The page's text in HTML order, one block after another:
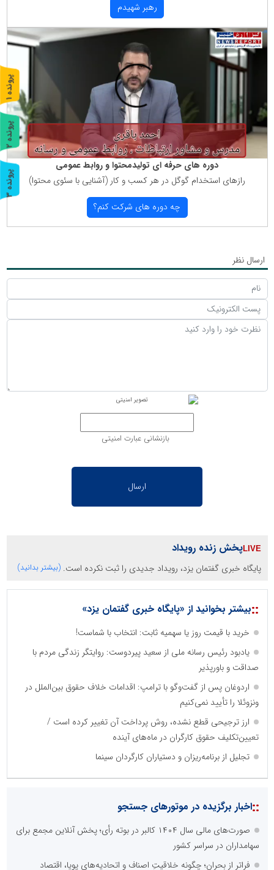
رهبر شهیدم
دوره های حرفه ای تولیدمحتوا و روابط عمومی
رازهای استخدام گوگل در هر كسب و كار (آشنایی با سئوی محتوا)
چه دوره های شركت كنم؟
ارسال نظر
بازنشانی عبارت امنیتی
پخش زنده رویداد
پایگاه خبری گفتمان یزد، رویداد جدیدی را ثبت نکرده است. (بیشتر بدانید)
::بیشتر بخوانید از «پایگاه خبری گفتمان یزد»
خرید با قیمت روز یا سهمیه ثابت: انتخاب با شماست!
یادبود رئیس رسانه ملی از سعید پیردوست: روایتگر زندگی مردم با
صداقت و باورپذیر
اردوغان پس از گفت‌وگو با ترامپ: اقدامات خلاف حقوق بین‌الملل در
ونزوئلا را تأیید نمی‌کنیم
ارز ترجیحی قطع نشده، روش پرداخت آن تغییر کرده است /
تعیین‌تکلیف حقوق کارگران در ماه‌های آینده
تجلیل از برنامه‌ریزان و دستیاران کارگردان سینما
::اخبار برگزیده در موتورهای جستجو
صورت‌های مالی سال ۱۴۰۴ کالبر در بوته رأی؛ پخش آنلاین مجمع برای
سهامداران در سراسر کشور
فراتر از بحران؛ چگونه خلاقیتِ اصناف و اتحادیه‌های پویا، اقتصاد
پ
ر
و
ن
د
ه
1
پ
ر
و
ن
د
ه
2
پ
ر
و
ن
د
ه
3